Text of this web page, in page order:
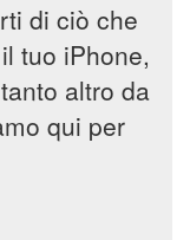
di ciò che
tuo iPhone,
altro da
qui per